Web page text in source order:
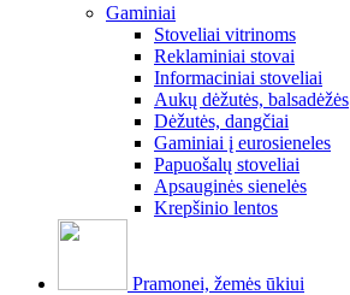
Gaminiai
Stoveliai vitrinoms
Reklaminiai stovai
Informaciniai stoveliai
Aukų dėžutės, balsadėžės
Dėžutės, dangčiai
Gaminiai į eurosieneles
Papuošalų stoveliai
Apsauginės sienelės
Krepšinio lentos
Pramonei, žemės ūkiui